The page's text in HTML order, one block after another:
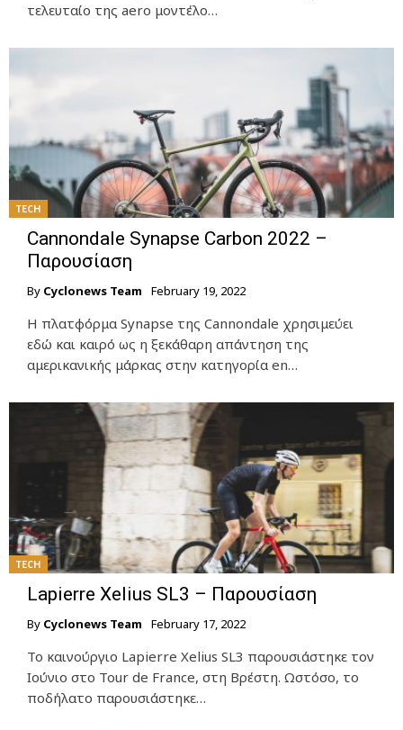
τελευταίο της aero μοντέλο…
TECH
Cannondale Synapse Carbon 2022 –
Παρουσίαση
By Cyclonews Team February 19, 2022
Η πλατφόρμα Synapse της Cannondale χρησιμεύει
εδώ και καιρό ως η ξεκάθαρη απάντηση της
αμερικανικής μάρκας στην κατηγορία en…
TECH
Lapierre Xelius SL3 – Παρουσίαση
By Cyclonews Team February 17, 2022
Το καινούργιο Lapierre Xelius SL3 παρουσιάστηκε τον
Ιούνιο στο Tour de France, στη Βρέστη. Ωστόσο, το
ποδήλατο παρουσιάστηκε…